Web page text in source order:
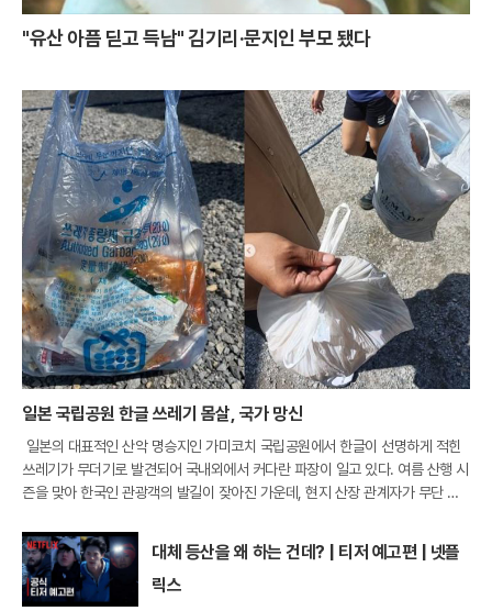
"유산 아픔 딛고 득남" 김기리·문지인 부모 됐다
일본 국립공원 한글 쓰레기 몸살, 국가 망신
일본의 대표적인 산악 명승지인 가미코치 국립공원에서 한글이 선명하게 적힌
쓰레기가 무더기로 발견되어 국내외에서 커다란 파장이 일고 있다. 여름 산행 시
즌을 맞아 한국인 관광객의 발길이 잦아진 가운데, 현지 산장 관계자가 무단 투
내에서
대체 등산을 왜 하는 건데? | 티저 예고편 | 넷플
릭스